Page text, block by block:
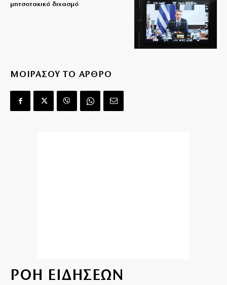
μητσοτακικό διχασμό
ΜΟΙΡΑΣΟΥ ΤΟ ΑΡΘΡΟ
ΡΟΗ ΕΙΔΗΣΕΩΝ